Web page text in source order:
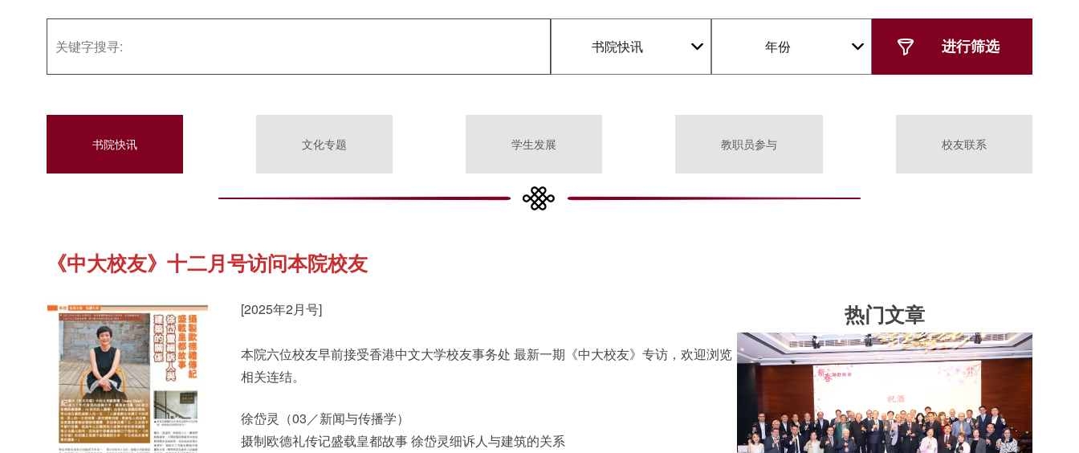
书院快讯 年份
书院快讯 文化专题 学生发展 教职员参与 校友联系
《中大校友》十二月号访问本院校友
[2025年2月号]
本院六位校友早前接受香港中文大学校友事务处 最新一期《中大校友》专访，欢迎浏览
相关连结。
徐岱灵（03／新闻与传播学）
摄制欧德礼传记盛载皇都故事 徐岱灵细诉人与建筑的关系
热门文章